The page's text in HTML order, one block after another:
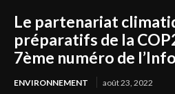
Le partenariat
préparatifs de la
7ème numéro de
ENVIRONNEMENT août 23, 2022